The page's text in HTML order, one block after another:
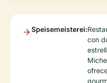
Speisemeisterei:
con